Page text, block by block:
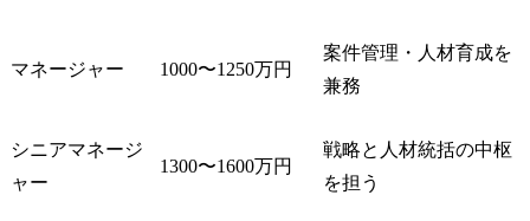
マネージャー 1000〜1250万円
案件管理・人材育成を
兼務
シニアマネージ
ャー
1300〜1600万円
戦略と人材統括の中枢
を担う